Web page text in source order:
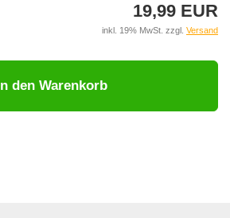
19,99 EUR
inkl. 19% MwSt. zzgl. Versand
In den Warenkorb